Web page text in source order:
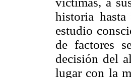
historia
estudio
de factores
decisión del
lugar con la